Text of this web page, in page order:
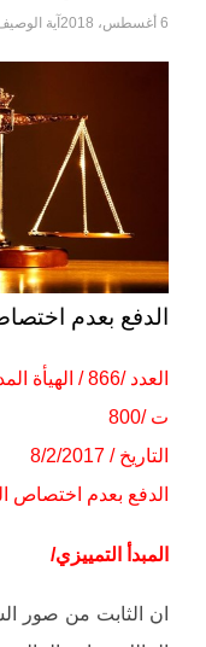
6 أغسطس، 2018 آية
الدفع بعدم
العدد /866 / الهيأة المدنية /2017
ت /800
التاريخ / 8/2/2017
الدفع بعدم اختصاص
المبدأ التمييزي/
ان الثابت من صور